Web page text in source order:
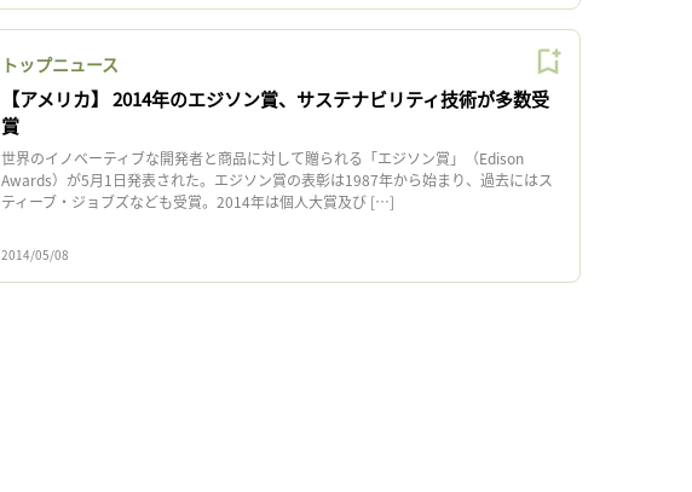
トップニュース
【アメリカ】 2014年のエジソン賞、サステナビリティ技術が多数受
賞
世界のイノベーティブな開発者と商品に対して贈られる「エジソン賞」（Edison
Awards）が5月1日発表された。エジソン賞の表彰は1987年から始まり、過去にはス
ティーブ・ジョブズなども受賞。2014年は個人大賞及び […]
2014/05/08